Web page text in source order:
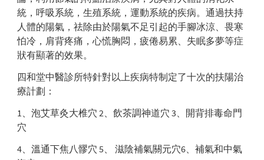
統，呼吸系統，生殖系統，運動系統的疾病。通過扶持
人體的陽氣，祛除由於陽氣不足引起的手腳冰涼、畏寒
怕冷，肩背疼痛，心慌胸悶，疲倦易累、失眠多夢等症
狀有顯著的效果。
四和堂中醫診所特針對以上疾病特制定了十次的扶陽治
療計劃：
1、泡艾草灸大椎穴 2、飲茶調神道穴 3、開背排毒命門
穴
4、溫通下焦八髎穴 5、 滋陰補氣關元穴6、補氣和中氣